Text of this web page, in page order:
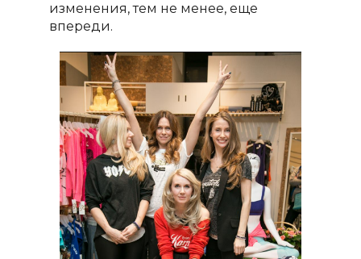
изменения, тем не менее, еще
впереди.